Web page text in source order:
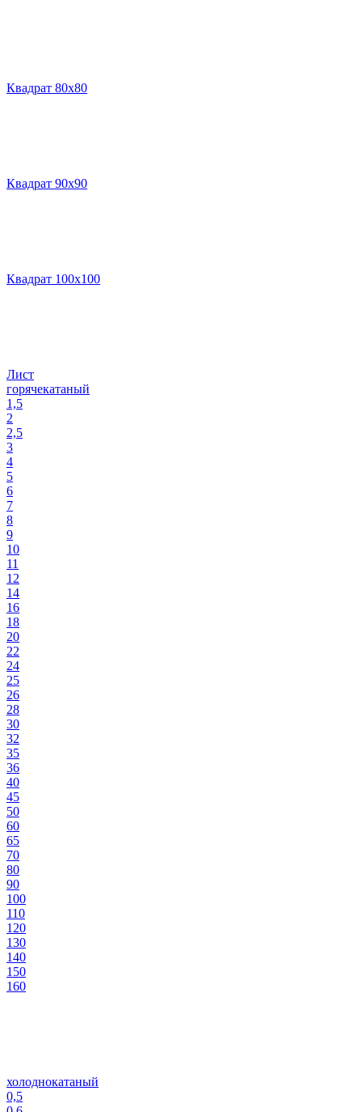
Квадрат 80х80
Квадрат 90х90
Квадрат 100х100
Лист
горячекатаный
1,5
2
2,5
3
4
5
6
7
8
9
10
11
12
14
16
18
20
22
24
25
26
28
30
32
35
36
40
45
50
60
65
70
80
90
100
110
120
130
140
150
160
холоднокатаный
0,5